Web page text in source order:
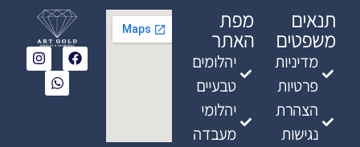
מפת
האתר
יהלומים
טבעיים
יהלומי
מעבדה
תנאים
משפטים
מדיניות
פרטיות
הצהרת
נגישות